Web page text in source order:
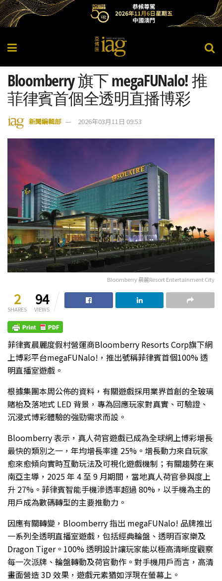
Bloomberry 旗下 megaFUNalo! 推
菲律賓首個全透明直播博彩
新聞編輯部 2026年03月11日 09:53
Bloomberry 晨麗Resort Entertainment City
2
SHARES
94
VIEWS
菲律賓晨麗度假村營運商Bloomberry Resorts Corp旗下網
上博彩平台megaFUNalo!，推出號稱菲律賓首個100% 透
明直播室遊戲。
根據集團本周公佈的資料，有關遊戲採用業界首創的全玻璃
賭枱及落地式 LED 背景，專為回應玩家對真實、可驗證、
沉浸式博彩體驗的強勁需求而設。
Bloomberry 表示，真人荷官遊戲已成為全球網上博彩增長
最快的類別之一，年均增長率達 25%。增長動力來自玩家
愈來愈傾向實時互動玩法及可視化遊戲機制；有關趨勢在東
南亞主導，2025 年 4 至 9 月期間，當地真人荷官參與度上
升 27%。菲律賓智能手機滲透率超過 80%，以手機為主的
用戶成為數碼轉型的主要推動力。
因應有關轉變，Bloomberry 指出 megaFUNalo! 品牌推出
一系列全透明直播室遊戲，包括經典輪盤、透明百家樂及
Dragon Tiger。100% 透明設計讓玩家能以極高清晰度觀察
每一次派牌、輪盤轉動及荷官動作。對手機用戶而言，高清
畫面營造 3D 效果，遊戲元素猶如浮現在螢幕上。